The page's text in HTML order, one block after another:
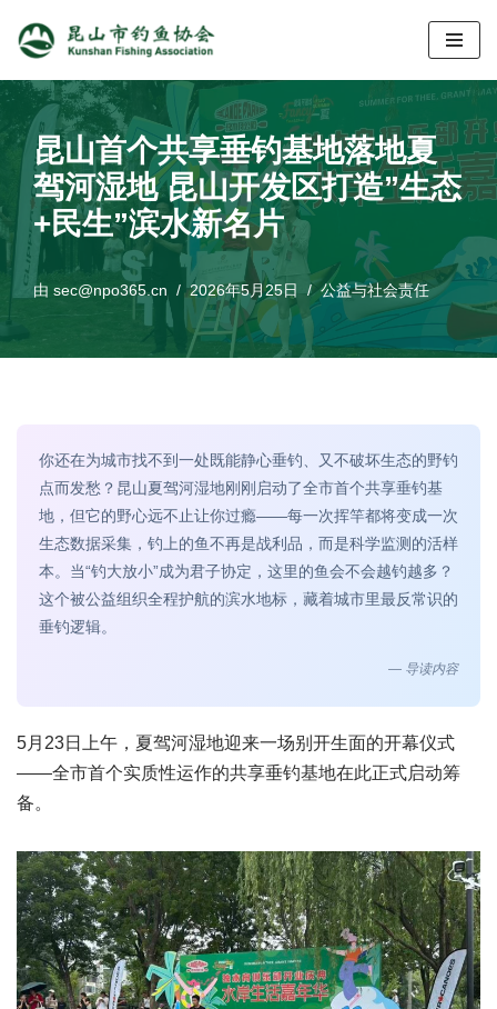
跳
至
正
文 昆山首个共享垂钓基地落地夏
驾河湿地 昆山开发区打造”生态
+民生”滨水新名片
由 sec@npo365.cn 2026年5月25日 公益与社会责任
你还在为城市找不到一处既能静心垂钓、又不破坏生态的野钓
点而发愁？昆山夏驾河湿地刚刚启动了全市首个共享垂钓基
地，但它的野心远不止让你过瘾——每一次挥竿都将变成一次
生态数据采集，钓上的鱼不再是战利品，而是科学监测的活样
本。当“钓大放小”成为君子协定，这里的鱼会不会越钓越多？
这个被公益组织全程护航的滨水地标，藏着城市里最反常识的
垂钓逻辑。
— 导读内容
5月23日上午，夏驾河湿地迎来一场别开生面的开幕仪式
——全市首个实质性运作的共享垂钓基地在此正式启动筹
备。